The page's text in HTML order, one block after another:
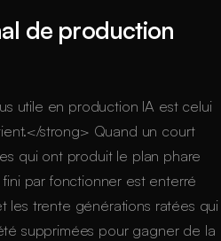
de production
utile en production IA est celui
strong> Quand un court
qui ont produit le plan phare
par fonctionner est enterré
les trente générations ratées qui
supprimées pour gagner de la